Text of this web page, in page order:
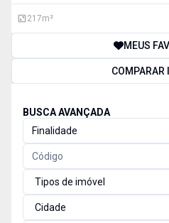
217m²
MEUS
COMPARAR
BUSCA AVANÇADA
Finalidade
Tipos de imóvel
Cidade